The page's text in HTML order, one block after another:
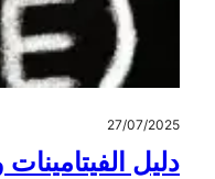
27/07/2025
دليل